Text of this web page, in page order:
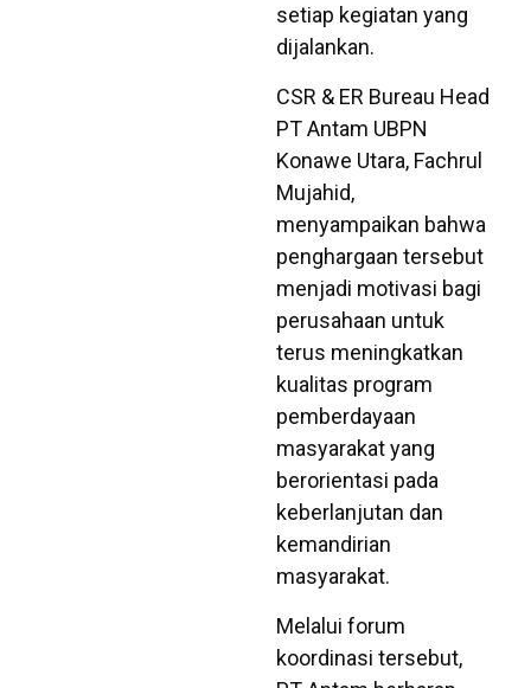
setiap kegiatan yang
dijalankan.
CSR & ER Bureau Head
PT Antam UBPN
Konawe Utara, Fachrul
Mujahid,
menyampaikan bahwa
penghargaan tersebut
menjadi motivasi bagi
perusahaan untuk
terus meningkatkan
kualitas program
pemberdayaan
masyarakat yang
berorientasi pada
keberlanjutan dan
kemandirian
masyarakat.
Melalui forum
koordinasi tersebut,